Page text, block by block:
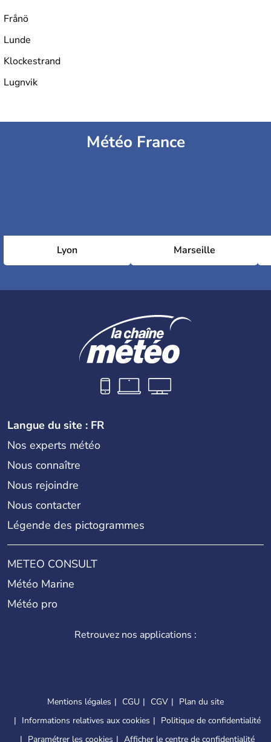
Frånö
Lunde
Klockestrand
Lugnvik
Météo France
Lyon Marseille
Langue du site : FR
Nos experts météo
Nous connaître
Nous rejoindre
Nous contacter
Légende des pictogrammes
METEO CONSULT
Météo Marine
Météo pro
Retrouvez nos applications :
Mentions légales CGU CGV
Plan du site
Informations relatives aux cookies
Politique de confidentialité
Paramétrer les cookies
Afficher le centre de confidentialité